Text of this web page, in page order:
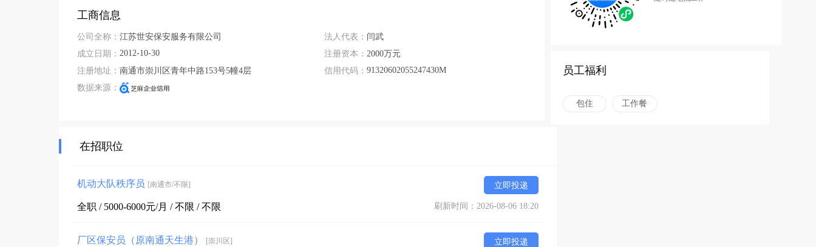
工商信息
公司全称： 江苏世安保安服务有限公司
成立日期： 2012-10-30
注册地址： 南通市崇川区青年中路153号5幢4层
数据来源：
法人代表： 闫武
注册资本： 2000万元
信用代码： 91320602055247430M
在招职位
机动大队秩序员 [南通市/不限] 立即投递
全职 / 5000-6000元/月 / 不限 / 不限 刷新时间：2026-08-06 18:20
厂区保安员（原南通天生港） [崇川区] 立即投递
员工福利
包住 工作餐